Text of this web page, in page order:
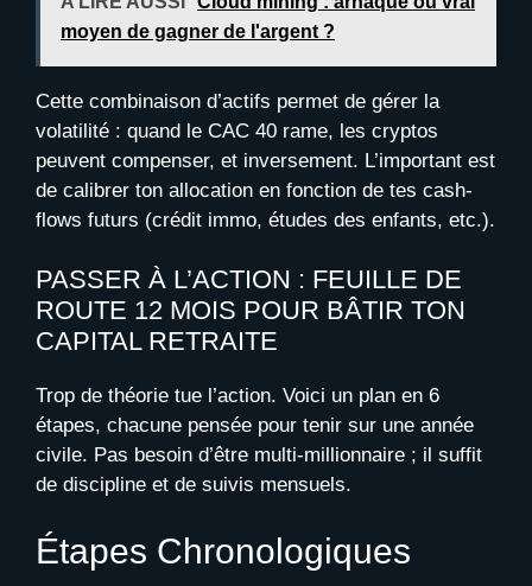
moyen de gagner de l'argent ?
Cette combinaison d’actifs permet de gérer la
volatilité : quand le CAC 40 rame, les cryptos
peuvent compenser, et inversement. L’important est
de calibrer ton allocation en fonction de tes cash-
flows futurs (crédit immo, études des enfants, etc.).
PASSER À L’ACTION : FEUILLE DE
ROUTE 12 MOIS POUR BÂTIR TON
CAPITAL RETRAITE
Trop de théorie tue l’action. Voici un plan en 6
étapes, chacune pensée pour tenir sur une année
civile. Pas besoin d’être multi-millionnaire ; il suffit
de discipline et de suivis mensuels.
Étapes Chronologiques